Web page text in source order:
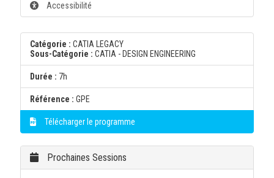
Accessibilité
Catégorie : CATIA LEGACY
Sous-Catégorie : CATIA - DESIGN ENGINEERING
Durée : 7h
Référence : GPE
Télécharger le programme
Prochaines Sessions